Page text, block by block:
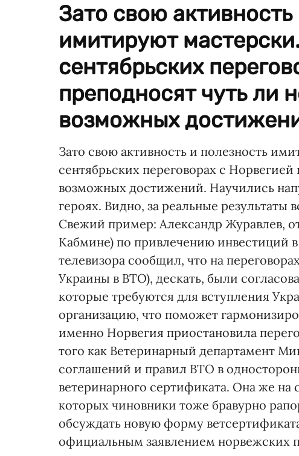
Зато свою
имитируют
сентябрьских
преподносят чуть ли
возможных
Зато свою активность и полезность
сентябрьских переговорах с
возможных достижений. Научились
героях. Видно, за реальные результаты
Свежий пример: Александр Журавлев,
Кабмине) по привлечению инвестиций
телевизора сообщил, что на
Украины в ВТО), дескать, были
которые требуются для вступления
организацию, что поможет
именно Норвегия приостановила
того как Ветеринарный департамент
соглашений и правил ВТО в
ветеринарного сертификата. Она же на
которых чиновники тоже бравурно
обсуждать новую форму
официальным заявлением норвежских